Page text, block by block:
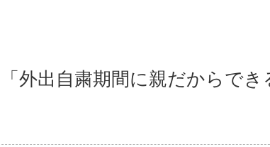
外出自粛期間に親だからでき